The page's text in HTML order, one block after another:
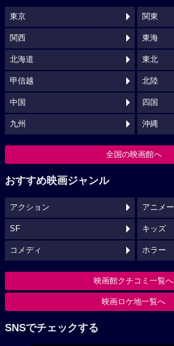
東京 関東
関西 東海
北海道 東北
甲信越 北陸
中国 四国
九州 沖縄
全国の映画館へ
おすすめ映画ジャンル
アクション アニメ
SF キッズ
コメディ ホラー
映画館クチコミ一覧へ
映画ロケ地一覧へ
SNSでチェックする